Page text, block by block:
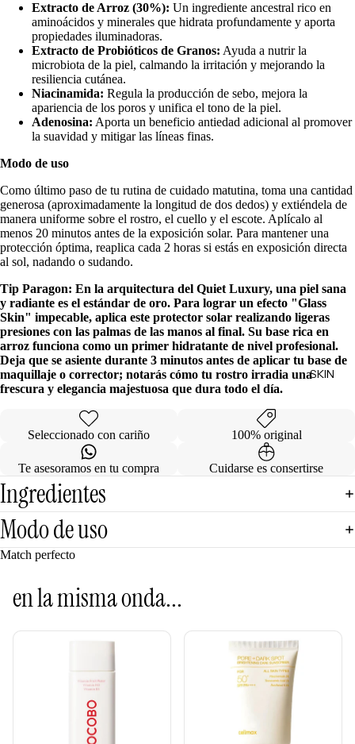
SKIN
Extracto de Arroz (30%): Un ingrediente ancestral rico en
aminoácidos y minerales que hidrata profundamente y aporta
propiedades iluminadoras.
Extracto de Probióticos de Granos: Ayuda a nutrir la
microbiota de la piel, calmando la irritación y mejorando la
resiliencia cutánea.
Niacinamida: Regula la producción de sebo, mejora la
apariencia de los poros y unifica el tono de la piel.
Adenosina: Aporta un beneficio antiedad adicional al promover
la suavidad y mitigar las líneas finas.
Modo de uso
Como último paso de tu rutina de cuidado matutina, toma una cantidad
generosa (aproximadamente la longitud de dos dedos) y extiéndela de
manera uniforme sobre el rostro, el cuello y el escote. Aplícalo al
menos 20 minutos antes de la exposición solar. Para mantener una
protección óptima, reaplica cada 2 horas si estás en exposición directa
al sol, nadando o sudando.
Tip Paragon: En la arquitectura del Quiet Luxury, una piel sana
y radiante es el estándar de oro. Para lograr un efecto "Glass
Skin" impecable, aplica este protector solar realizando ligeras
presiones con las palmas de las manos al final. Su base rica en
arroz funciona como un primer hidratante de nivel profesional.
Deja que se asiente durante 3 minutos antes de aplicar tu base de
maquillaje o corrector; notarás cómo tu rostro irradia una
frescura y elegancia majestuosa que dura todo el día.
Seleccionado con cariño 100% original
Te asesoramos en tu compra Cuidarse es consertirse
Ingredientes
Modo de uso
Match perfecto
en la misma onda...